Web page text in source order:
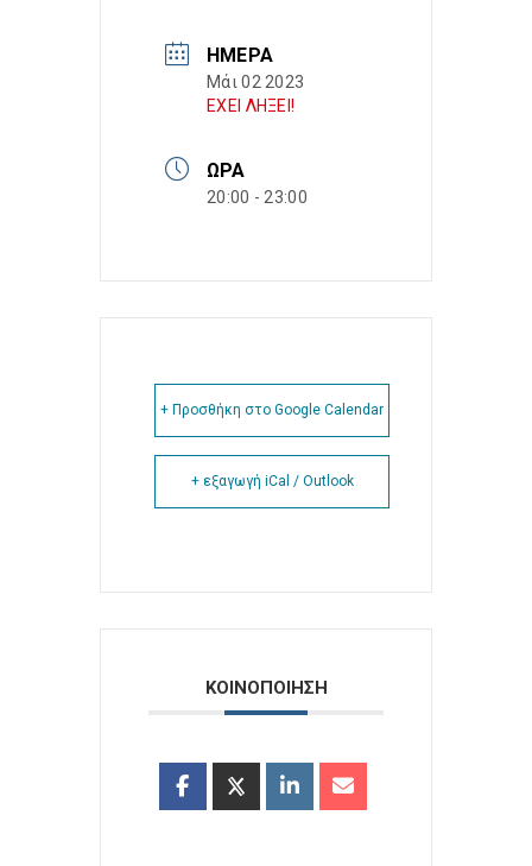
ΗΜΈΡΑ
Μάι 02 2023
ΕΧΕΙ ΛΗΞΕΙ!
ΏΡΑ
20:00 - 23:00
+ Προσθήκη στο Google Calendar
+ εξαγωγή iCal / Outlook
ΚΟΙΝΟΠΟΙΗΣΗ